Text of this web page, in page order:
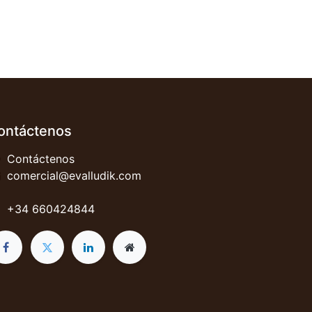
Contáctenos
comercial@evalludik.com
+34 660424844